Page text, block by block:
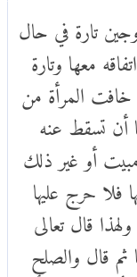
تارة في حال
معها وتارة
خافت المرأة من
أن تسقط عنه
أو غير ذلك
حرج عليها
قال تعالى
قال والصلح